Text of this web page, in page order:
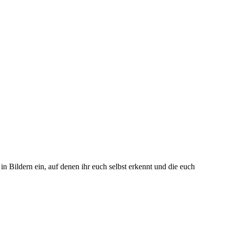
Bildern ein, auf denen ihr euch selbst erkennt und die euch